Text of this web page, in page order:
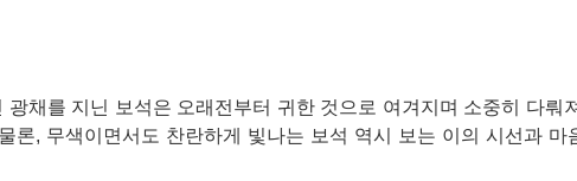
광채를 지닌 보석은 오래전부터 귀한 것으로 여겨지며 소중히 다뤄
론, 무색이면서도 찬란하게 빛나는 보석 역시 보는 이의 시선과 마